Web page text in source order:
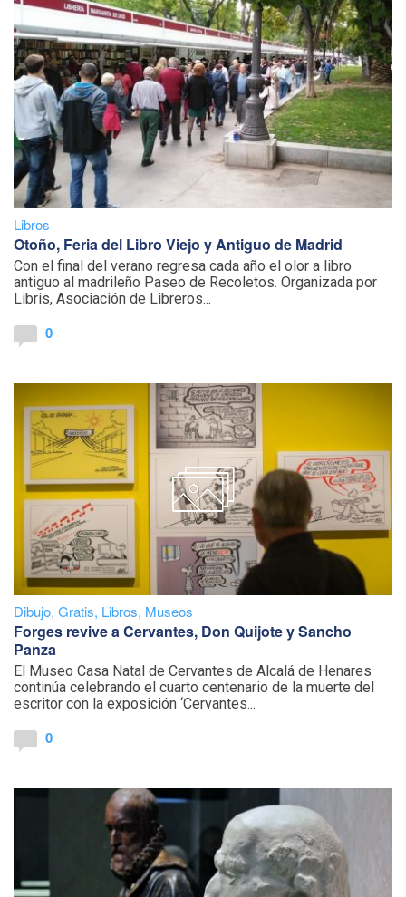
Libros
Otoño, Feria del Libro Viejo y Antiguo de Madrid
Con el final del verano regresa cada año el olor a libro
antiguo al madrileño Paseo de Recoletos. Organizada por
Libris, Asociación de Libreros...
0
Dibujo, Gratis, Libros, Museos
Forges revive a Cervantes, Don Quijote y Sancho
Panza
El Museo Casa Natal de Cervantes de Alcalá de Henares
continúa celebrando el cuarto centenario de la muerte del
escritor con la exposición ‘Cervantes...
0